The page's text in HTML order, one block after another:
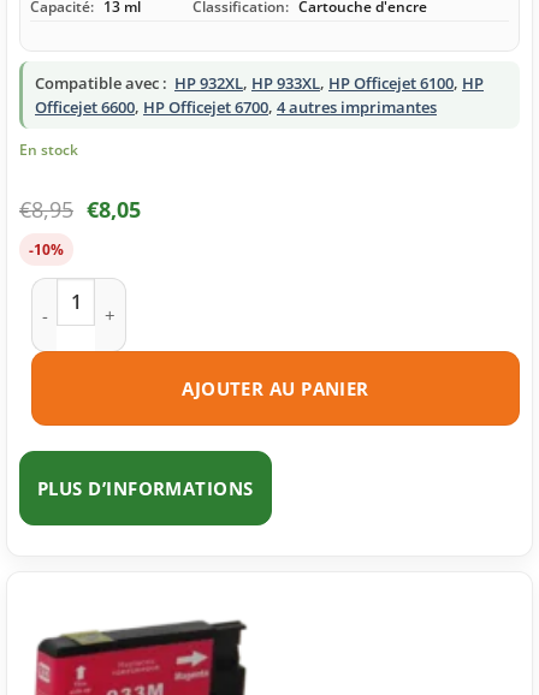
Capacité: 13 ml Classification: Cartouche d'encre
Compatible avec : HP 932XL, HP 933XL, HP Officejet 6100, HP
Officejet 6600, HP Officejet 6700, 4 autres imprimantes
En stock
€8,95 €8,05
-10%
quantité de Cartouche d'encre compatible HP 933XL jaune
AJOUTER AU PANIER
PLUS D’INFORMATIONS